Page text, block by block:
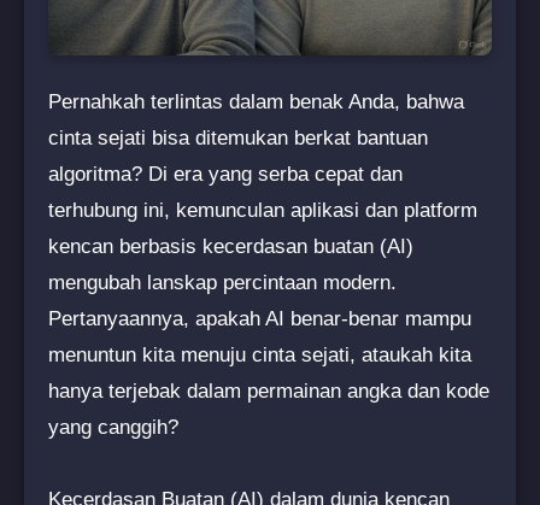
Pernahkah terlintas dalam benak Anda, bahwa
cinta sejati bisa ditemukan berkat bantuan
algoritma? Di era yang serba cepat dan
terhubung ini, kemunculan aplikasi dan platform
kencan berbasis kecerdasan buatan (AI)
mengubah lanskap percintaan modern.
Pertanyaannya, apakah AI benar-benar mampu
menuntun kita menuju cinta sejati, ataukah kita
hanya terjebak dalam permainan angka dan kode
yang canggih?
Kecerdasan Buatan (AI) dalam dunia kencan